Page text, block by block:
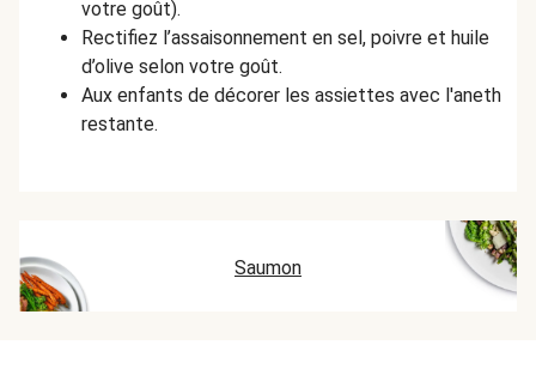
votre goût).
Rectifiez l’assaisonnement en sel, poivre et huile
d’olive selon votre goût.
Aux enfants de décorer les assiettes avec l'aneth
restante.
Saumon